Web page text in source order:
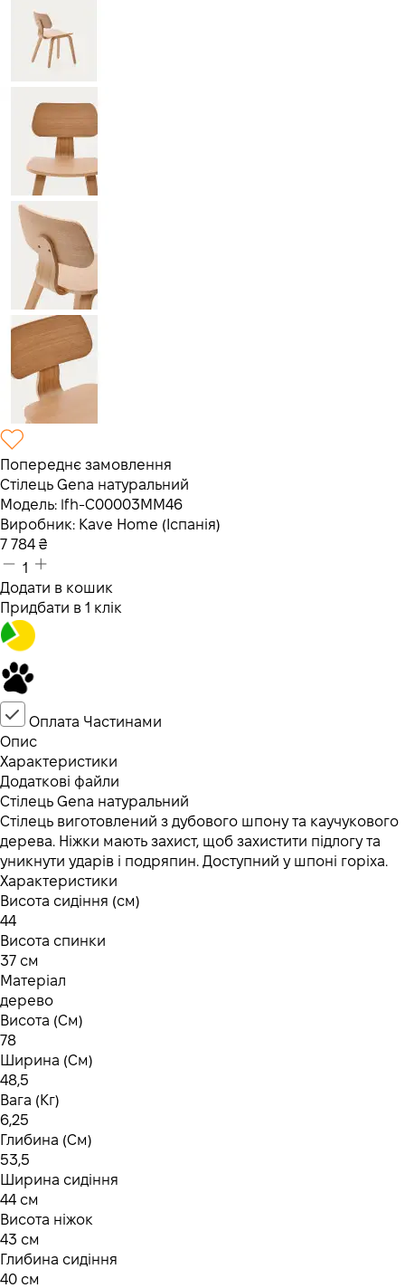
Попереднє замовлення
Стілець Gena натуральний
Модель: lfh-C00003MM46
Виробник: Kave Home (Іспанія)
7 784 ₴
1
Додати в кошик
Придбати в 1 клік
Оплата Частинами
Опис
Характеристики
Додаткові файли
Стілець Gena натуральний
Стілець виготовлений з дубового шпону та каучукового
дерева. Ніжки мають захист, щоб захистити підлогу та
уникнути ударів і подряпин. Доступний у шпоні горіха.
Характеристики
Висота сидіння (см)
44
Висота спинки
37 см
Матеріал
дерево
Висота (См)
78
Ширина (См)
48,5
Вага (Кг)
6,25
Глибина (См)
53,5
Ширина сидіння
44 см
Висота ніжок
43 см
Глибина сидіння
40 см